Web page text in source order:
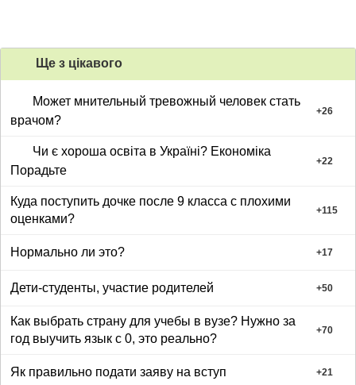
Ще з цiкавого
Может мнительный тревожный человек стать
врачом?
+26
Чи є хороша освіта в Україні? Економіка
Порадьте
+22
Куда поступить дочке после 9 класса с плохими
оценками?
+115
Нормально ли это? +17
Дети-студенты, участие родителей +50
Как выбрать страну для учебы в вузе? Нужно за
год выучить язык с 0, это реально?
+70
Як правильно подати заяву на вступ +21